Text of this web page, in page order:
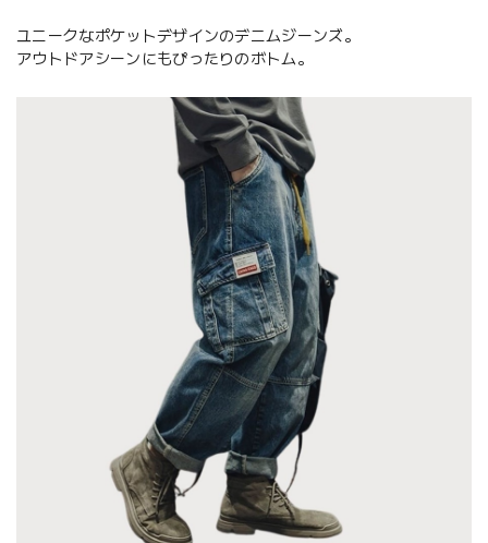
ユニークなポケットデザインのデニムジーンズ。
アウトドアシーンにもぴったりのボトム。